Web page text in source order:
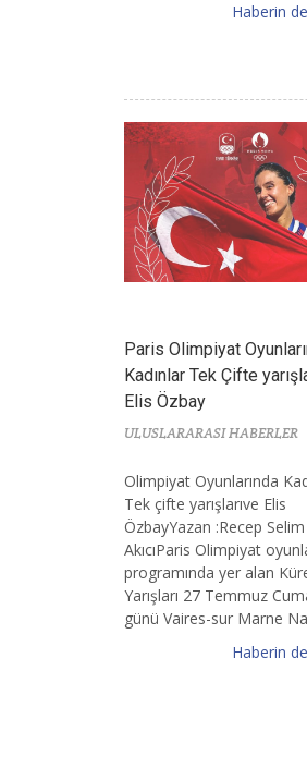
Haberin
Paris Olimpiyat
Kadınlar Tek Çifte
Elis Özbay
ULUSLARARASI HABERLER
Olimpiyat Oyunlarında
Tek çifte yarışlarıve Elis
ÖzbayYazan :Recep Selim
AkıcıParis Olimpiyat
programında yer alan
Yarışları 27 Temmuz
günü Vaires-sur Marne
Haberin